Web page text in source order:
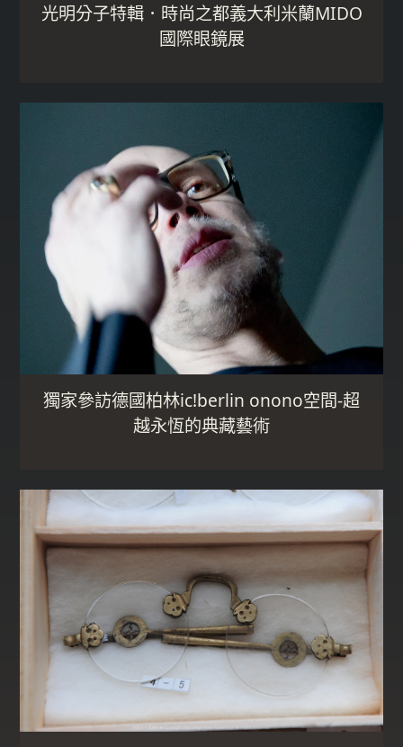
光明分子特輯．時尚之都義大利米蘭MIDO
國際眼鏡展
獨家參訪德國柏林ic!berlin onono空間-超
越永恆的典藏藝術